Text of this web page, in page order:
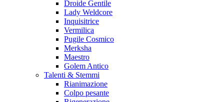
Droide Gentile
Lady Weldcore
Inquisitrice
Vermilica
Pugile Cosmico
Merksha
Maestro
Golem Antico
Talenti & Stemmi
Rianimazione
Colpo pesante